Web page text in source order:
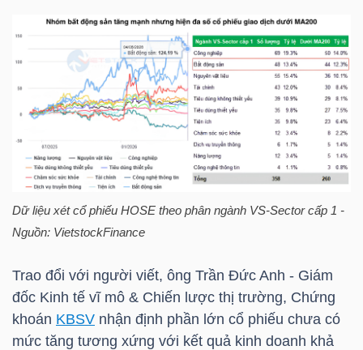
Dữ liệu xét cổ phiếu HOSE theo phân ngành VS-Sector cấp 1 -
Nguồn: VietstockFinance
Trao đổi với người viết, ông Trần Đức Anh - Giám
đốc Kinh tế vĩ mô & Chiến lược thị trường, Chứng
khoán KBSV nhận định phần lớn cổ phiếu chưa có
mức tăng tương xứng với kết quả kinh doanh khả
PHÂN
TÍCH
VIETSTOCKFINANCE
VĨ